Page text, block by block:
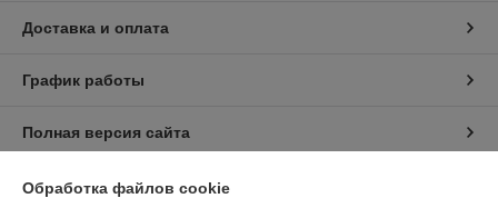
Доставка и оплата
График работы
Полная версия сайта
Политика обработки cookies
Обработка файлов cookie